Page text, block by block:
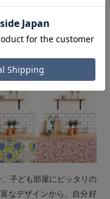
子ども部屋にピッタリの
なデザインから、自分好